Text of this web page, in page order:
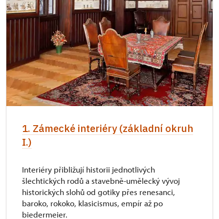
1. Zámecké interiéry (základní okruh
I.)
Interiéry přibližují historii jednotlivých
šlechtických rodů a stavebně-umělecký vývoj
historických slohů od gotiky přes renesanci,
baroko, rokoko, klasicismus, empír až po
biedermeier.